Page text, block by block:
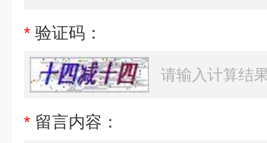
* 验证码：
* 留言内容：